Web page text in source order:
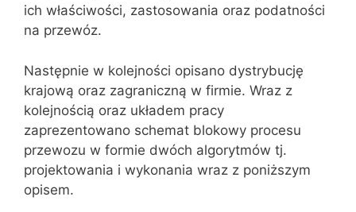
ich właściwości, zastosowania oraz podatności
na przewóz.
Następnie w kolejności opisano dystrybucję
krajową oraz zagraniczną w firmie. Wraz z
kolejnością oraz układem pracy
zaprezentowano schemat blokowy procesu
przewozu w formie dwóch algorytmów tj.
projektowania i wykonania wraz z poniższym
opisem.